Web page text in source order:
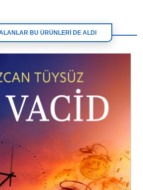
BU ÜRÜNLERİ DE ALDI